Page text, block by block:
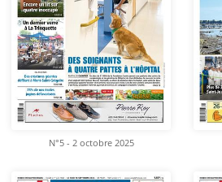
N°5 - 2 octobre 2025